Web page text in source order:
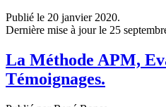
La Méthode APM,
Témoignages.
Publié par René Ronse